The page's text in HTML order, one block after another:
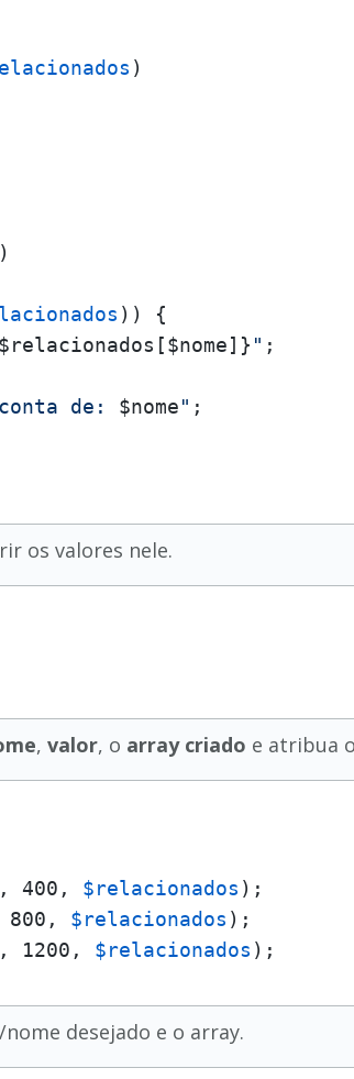
)) {
" ;
de: $nome" ;
os valores nele.
, valor, o array criado e atribua
, 400, $relacionados
800, $relacionados
, 1200, $relacionados );
desejado e o array.